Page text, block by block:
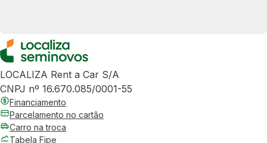
LOCALIZA Rent a Car S/A
CNPJ nº 16.670.085/0001-55
Financiamento
Parcelamento no cartão
Carro na troca
Tabela Fipe